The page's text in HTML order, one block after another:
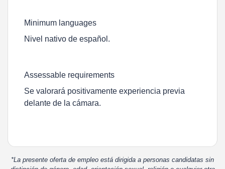
Minimum languages
Nivel nativo de español.
Assessable requirements
Se valorará positivamente experiencia previa
delante de la cámara.
*La presente oferta de empleo está dirigida a personas candidatas sin